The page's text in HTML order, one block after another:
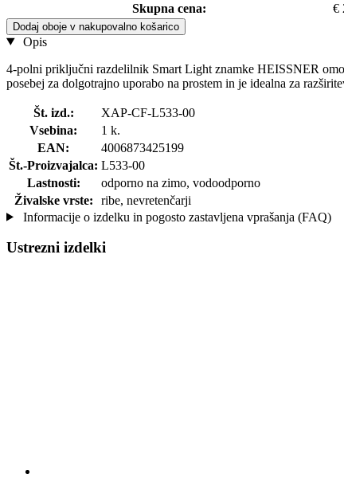
Skupna cena:
€
Dodaj oboje v nakupovalno košarico
Opis
4-polni priključni razdelilnik Smart Light znamke HEISSNER
posebej za dolgotrajno uporabo na prostem in je idealna za
Št. izd.:
XAP-CF-L533-00
Vsebina:
1 k.
EAN:
4006873425199
Št.-Proizvajalca: L533-00
Lastnosti:
odporno na zimo, vodoodporno
Živalske vrste:
ribe, nevretenčarji
Informacije o izdelku in pogosto zastavljena vprašanja (FAQ)
Ustrezni izdelki